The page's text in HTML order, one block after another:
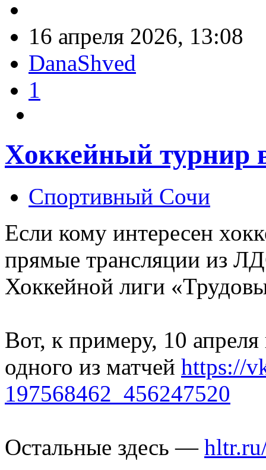
16 апреля 2026, 13:08
DanaShved
1
Хоккейный турнир
Спортивный Сочи
Если кому интересен
прямые трансляции из
Хоккейной лиги
Вот, к примеру, 10
одного из матчей https://
197568462_456247520
Остальные здесь —